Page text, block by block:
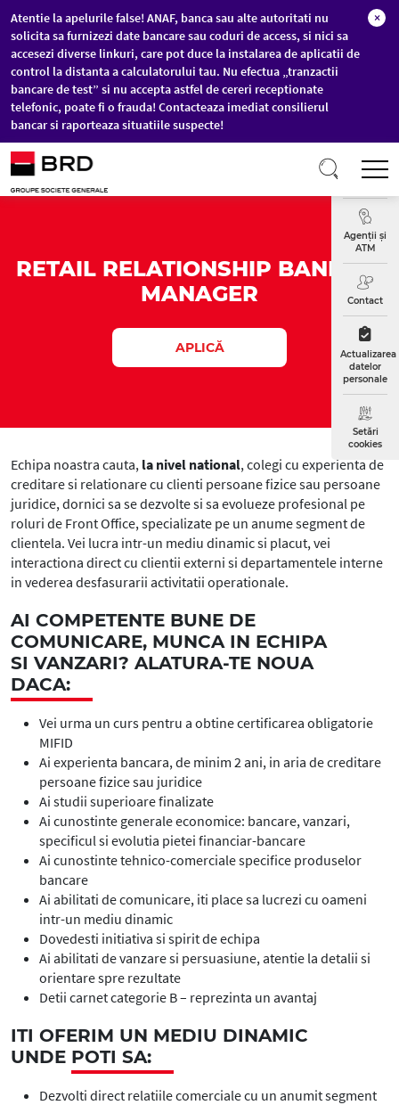
Sari la conținutul principal
Atentie la apelurile false! ANAF, banca sau alte autoritati nu
solicita sa furnizezi date bancare sau coduri de access, si nici sa
accesezi diverse linkuri, care pot duce la instalarea de aplicatii de
control la distanta a calculatorului tau. Nu efectua „tranzactii
bancare de test” si nu accepta astfel de cereri receptionate
telefonic, poate fi o frauda! Contacteaza imediat consilierul
bancar si raporteaza situatiile suspecte!
×
Curs
Agenții și
ATM
Contact
Actualizarea
datelor
personale
Setări
cookies
RETAIL RELATIONSHIP BANKING
MANAGER
APLICĂ
Echipa noastra cauta, la nivel national, colegi cu experienta de
creditare si relationare cu clienti persoane fizice sau persoane
juridice, dornici sa se dezvolte si sa evolueze profesional pe
roluri de Front Office, specializate pe un anume segment de
clientela. Vei lucra intr-un mediu dinamic si placut, vei
interactiona direct cu clientii externi si departamentele interne
in vederea desfasurarii activitatii operationale.
AI COMPETENTE BUNE DE
COMUNICARE, MUNCA IN ECHIPA
SI VANZARI? ALATURA-TE NOUA
DACA:
Vei urma un curs pentru a obtine certificarea obligatorie
MIFID
Ai experienta bancara, de minim 2 ani, in aria de creditare
persoane fizice sau juridice
Ai studii superioare finalizate
Ai cunostinte generale economice: bancare, vanzari,
specificul si evolutia pietei financiar-bancare
Ai cunostinte tehnico-comerciale specifice produselor
bancare
Ai abilitati de comunicare, iti place sa lucrezi cu oameni
intr-un mediu dinamic
Dovedesti initiativa si spirit de echipa
Ai abilitati de vanzare si persuasiune, atentie la detalii si
orientare spre rezultate
Detii carnet categorie B – reprezinta un avantaj
ITI OFERIM UN MEDIU DINAMIC
UNDE POTI SA:
Dezvolti direct relatiile comerciale cu un anumit segment